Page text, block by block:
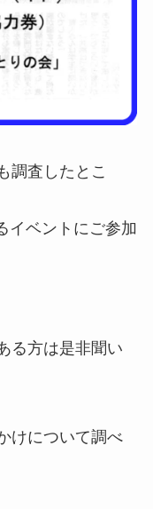
調査したとこ
イベントにご参加
る方は是非聞い
けについて調べ